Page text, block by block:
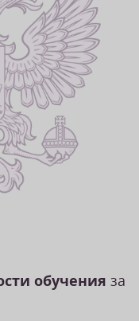
обучения за